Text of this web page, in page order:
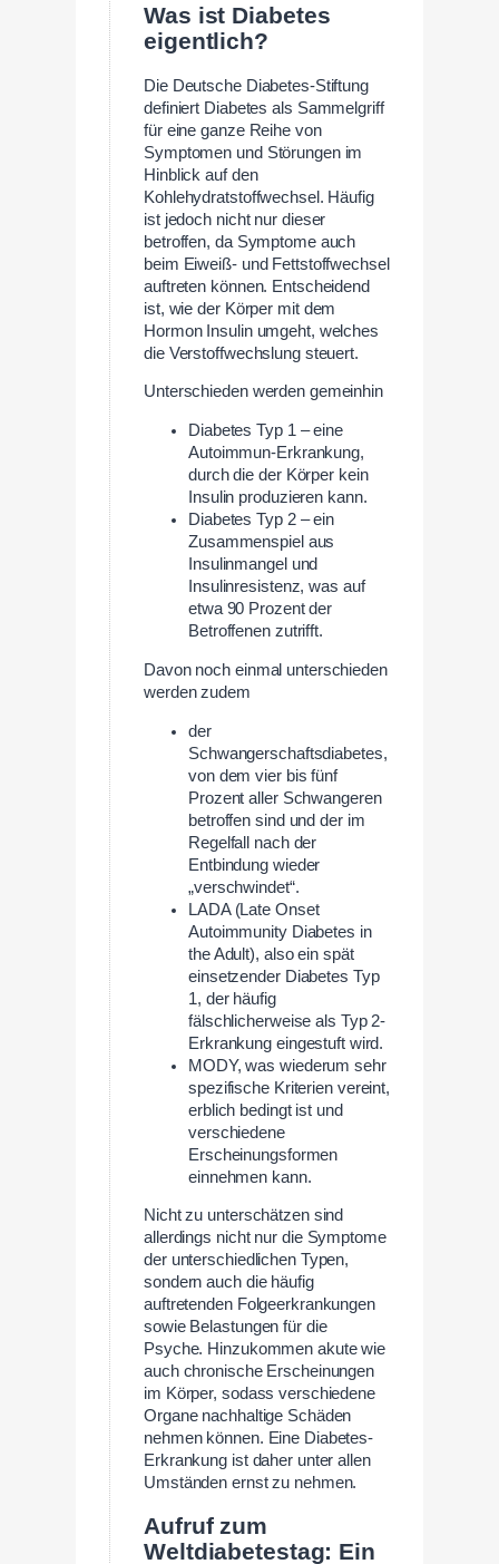
Was ist Diabetes
eigentlich?
Die Deutsche Diabetes-Stiftung
definiert Diabetes als Sammelgriff
für eine ganze Reihe von
Symptomen und Störungen im
Hinblick auf den
Kohlehydratstoffwechsel. Häufig
ist jedoch nicht nur dieser
betroffen, da Symptome auch
beim Eiweiß- und Fettstoffwechsel
auftreten können. Entscheidend
ist, wie der Körper mit dem
Hormon Insulin umgeht, welches
die Verstoffwechslung steuert.
Unterschieden werden gemeinhin
Diabetes Typ 1 – eine
Autoimmun-Erkrankung,
durch die der Körper kein
Insulin produzieren kann.
Diabetes Typ 2 – ein
Zusammenspiel aus
Insulinmangel und
Insulinresistenz, was auf
etwa 90 Prozent der
Betroffenen zutrifft.
Davon noch einmal unterschieden
werden zudem
der
Schwangerschaftsdiabetes,
von dem vier bis fünf
Prozent aller Schwangeren
betroffen sind und der im
Regelfall nach der
Entbindung wieder
„verschwindet“.
LADA (Late Onset
Autoimmunity Diabetes in
the Adult), also ein spät
einsetzender Diabetes Typ
1, der häufig
fälschlicherweise als Typ 2-
Erkrankung eingestuft wird.
MODY, was wiederum sehr
spezifische Kriterien vereint,
erblich bedingt ist und
verschiedene
Erscheinungsformen
einnehmen kann.
Nicht zu unterschätzen sind
allerdings nicht nur die Symptome
der unterschiedlichen Typen,
sondern auch die häufig
auftretenden Folgeerkrankungen
sowie Belastungen für die
Psyche. Hinzukommen akute wie
auch chronische Erscheinungen
im Körper, sodass verschiedene
Organe nachhaltige Schäden
nehmen können. Eine Diabetes-
Erkrankung ist daher unter allen
Umständen ernst zu nehmen.
Aufruf zum
Weltdiabetestag: Ein